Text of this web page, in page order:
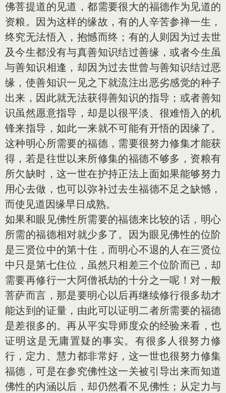
佛菩提道的见道，都需要很大的福德作为见道的
资粮。因为这样的缘故，有的人辛苦参禅一生，
终究无法悟入，抱憾而终；有的人则因为过去世
及今生都没有与真善知识结过善缘，或者今生虽
与善知识相逢，却因为过去世曾与善知识结过恶
缘，使善知识一见之下就流注出恶劣感觉的种子
出来，因此就无法获得善知识的指导；或者善知
识虽然愿意指导，却是以很平淡、很难悟入的机
锋来指导，如此一来就不可能有开悟的因缘了。
这种明心所需要的福德，需要很努力修集才能获
得，若是往世以来所修集的福德不够多，资粮有
所欠缺时，这一世在护持正法上面如果能够努力
用心去做，也可以弥补过去生福德不足之缺憾，
而使见道因缘早日成熟。
如果和眼见佛性所需要的福德来比较的话，明心
所需的福德相对就少多了。因为眼见佛性的位阶
是三贤位中的第十住，而明心不退的人在三贤位
中只是第七住位，虽然只相差三个位阶而已，却
需要再修行一大阿僧祇劫的十分之一呢！对一般
菩萨而言，那是要明心以后再继续修行很多劫才
能达到的证量，由此可以证明二者所需要的福德
是差很多的。再从平实导师度众的经验来看，也
证明这是无庸置疑的事实。有很多人很努力修
行，定力、慧力都非常好，这一世也很努力修集
福德，可是在参究佛性这一关被引导出来而知道
佛性的内涵以后，却仍然看不见佛性；从定力与